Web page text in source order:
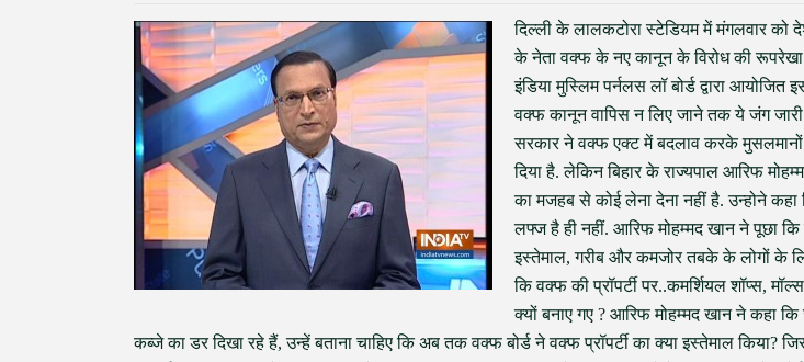
दिल्ली के लालकटोरा स्टेडियम में मंगलवार
के नेता वक्फ के नए कानून के विरोध की
इंडिया मुस्लिम पर्नलस लॉ बोर्ड द्वारा
वक्फ कानून वापिस न लिए जाने तक ये जंग जारी
सरकार ने वक्फ एक्ट में बदलाव करके
दिया है. लेकिन बिहार के राज्यपाल आरिफ
का मजहब से कोई लेना देना नहीं है. उन्होने
लफ्ज है ही नहीं. आरिफ मोहम्मद खान ने पूछा कि
इस्तेमाल, गरीब और कमजोर तबके के लोगों के
कि वक्फ की प्रॉपर्टी पर..कमर्शियल शॉप्स,
क्यों बनाए गए ? आरिफ मोहम्मद खान ने कहा
कब्जे का डर दिखा रहे हैं, उन्हें बताना चाहिए कि अब तक वक्फ बोर्ड ने वक्फ प्रॉपर्टी का क्या इस्तेमाल किया?